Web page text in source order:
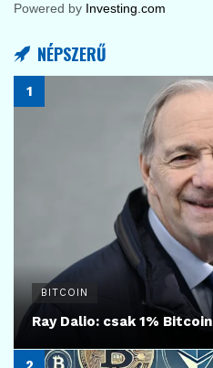
Powered by Investing.com
NÉPSZERŰ
BITCOIN
Ray Dalio: csak 1% Bitcoin